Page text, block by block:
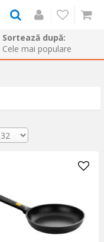
Sortează după: